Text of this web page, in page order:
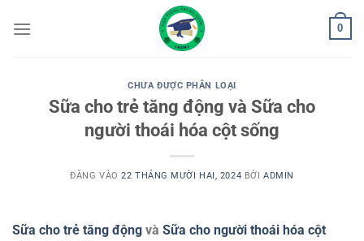
qua
0
CHƯA ĐƯỢC PHÂN LOẠI
Sữa cho trẻ tăng động và Sữa cho
người thoái hóa cột sống
ĐĂNG VÀO22 THÁNG MƯỜI HAI, 2024 BỞI ADMIN
Sữa cho trẻ tăng động và Sữa cho người thoái hóa cột